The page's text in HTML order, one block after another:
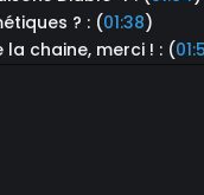
? : (01:38)
la chaine, merci ! : (